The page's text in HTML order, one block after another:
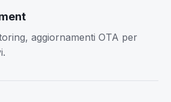
aggiornamenti OTA per